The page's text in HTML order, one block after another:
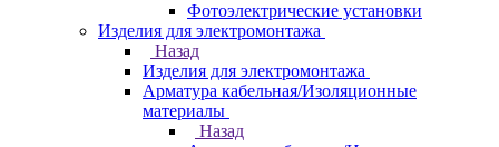
Фотоэлектрические установки
Изделия для электромонтажа
Назад
Изделия для электромонтажа
Арматура кабельная/Изоляционные
материалы
Назад